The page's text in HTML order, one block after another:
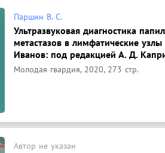
Паршин В. С.
Ультразвуковая диагностика
метастазов в лимфатические
Иванов: под редакцией А. Д.
Молодая гвардия, 2020, 273 стр.
Автор не указан